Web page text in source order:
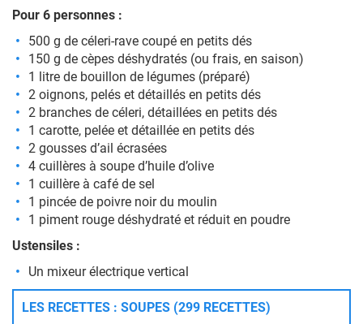
Pour 6 personnes :
500 g de céleri-rave coupé en petits dés
150 g de cèpes déshydratés (ou frais, en saison)
1 litre de bouillon de légumes (préparé)
2 oignons, pelés et détaillés en petits dés
2 branches de céleri, détaillées en petits dés
1 carotte, pelée et détaillée en petits dés
2 gousses d’ail écrasées
4 cuillères à soupe d’huile d’olive
1 cuillère à café de sel
1 pincée de poivre noir du moulin
1 piment rouge déshydraté et réduit en poudre
Ustensiles :
Un mixeur électrique vertical
LES RECETTES : SOUPES (299 RECETTES)